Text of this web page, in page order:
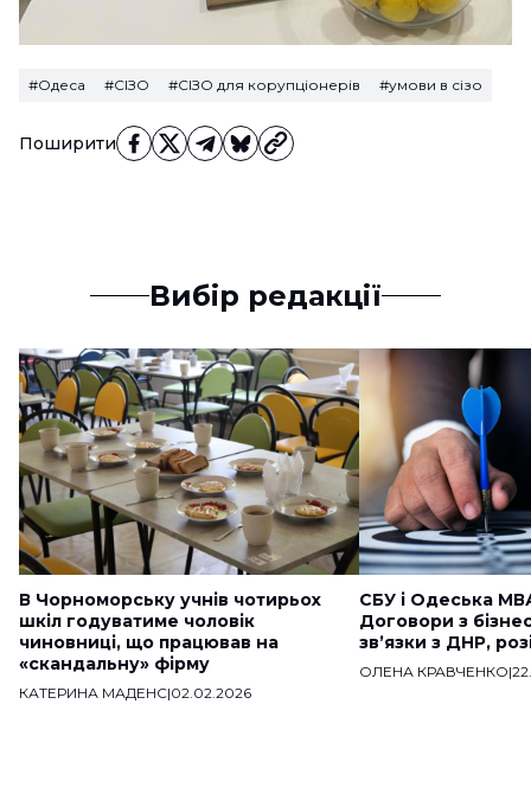
Поширити
#Одеса #СІЗО #СІЗО для корупціонерів #умови в сізо
Вибір редакції
В Чорноморську учнів чотирьох
шкіл годуватиме чоловік
чиновниці, що працював на
«скандальну» фірму
КАТЕРИНА МАДЕНС|02.02.2026
СБУ і Одеська
Договори з
звʼязки з ДНР,
ОЛЕНА КРАВЧЕНКО|